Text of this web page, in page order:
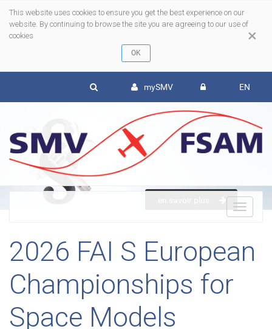
×
This website uses cookies to ensure you get the best experience on our
website. By continuing to browse the site you are agreeing to our use of
cookies
mySMV EN
2026 FAI S European
Championships for
Space Models